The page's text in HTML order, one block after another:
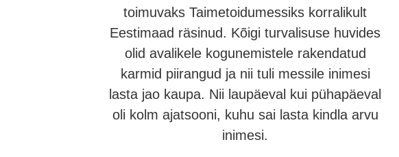
toimuvaks Taimetoidumessiks korralikult
Eestimaad räsinud. Kõigi turvalisuse huvides
olid avalikele kogunemistele rakendatud
karmid piirangud ja nii tuli messile inimesi
lasta jao kaupa. Nii laupäeval kui pühapäeval
oli kolm ajatsooni, kuhu sai lasta kindla arvu
inimesi.